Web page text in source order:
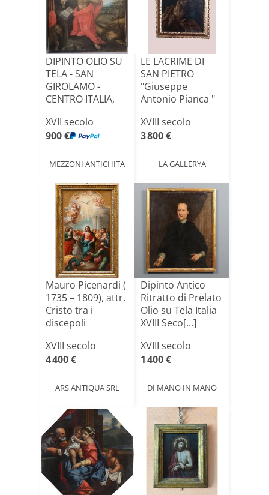
DIPINTO OLIO SU
TELA - SAN
GIROLAMO -
CENTRO ITALIA,
XVII secolo
900 €
MEZZONI ANTICHITA
LE LACRIME DI
SAN PIETRO
"Giuseppe
Antonio Pianca "
XVIII secolo
3 800 €
LA GALLERYA
Mauro Picenardi (
1735 – 1809), attr.
Cristo tra i
discepoli
XVIII secolo
4 400 €
ARS ANTIQUA SRL
Dipinto Antico
Ritratto di Prelato
Olio su Tela Italia
XVIII Seco[...]
XVIII secolo
1 400 €
DI MANO IN MANO